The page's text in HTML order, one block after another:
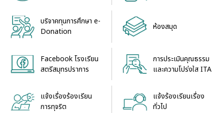
บริจาคทุนการศึกษา e-
Donation
ห้องสมุด
Facebook โรงเรียน
สตรีสมุทรปราการ
การประเมินคุณธรรม
และความโปร่งใส ITA
แจ้งเรื่องร้องเรียน
การทุจริต
แจ้งร้องเรียนเรื่อง
ทั่วไป